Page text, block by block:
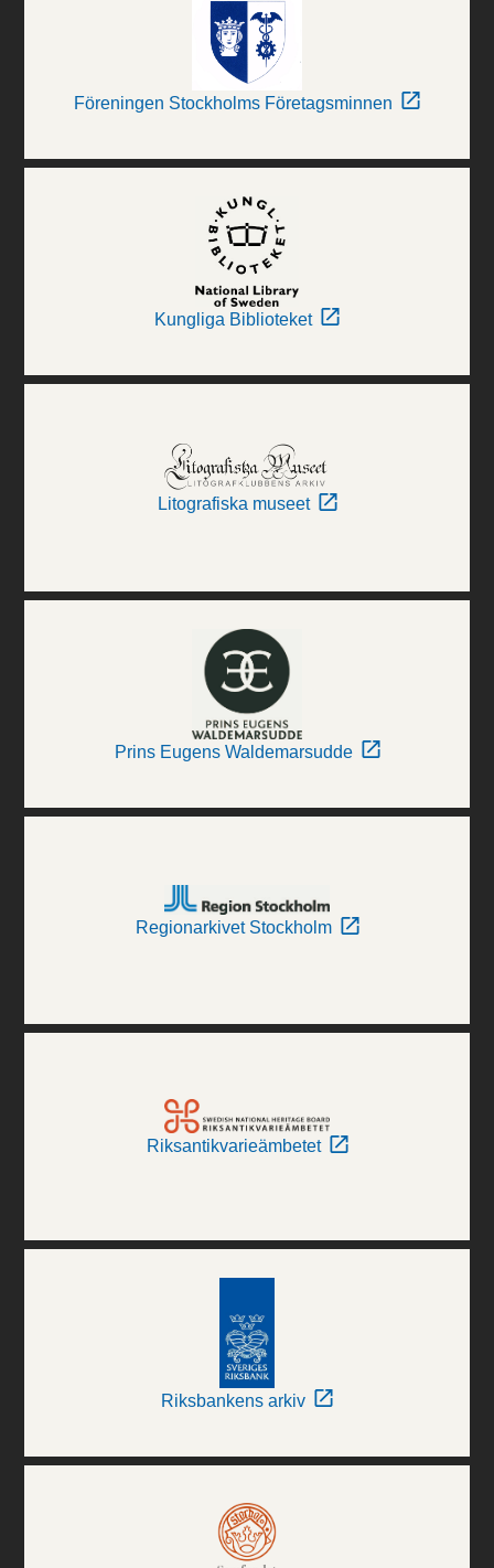
Föreningen Stockholms Företagsminnen
Kungliga Biblioteket
Litografiska museet
Prins Eugens Waldemarsudde
Regionarkivet Stockholm
Riksantikvarieämbetet
Riksbankens arkiv